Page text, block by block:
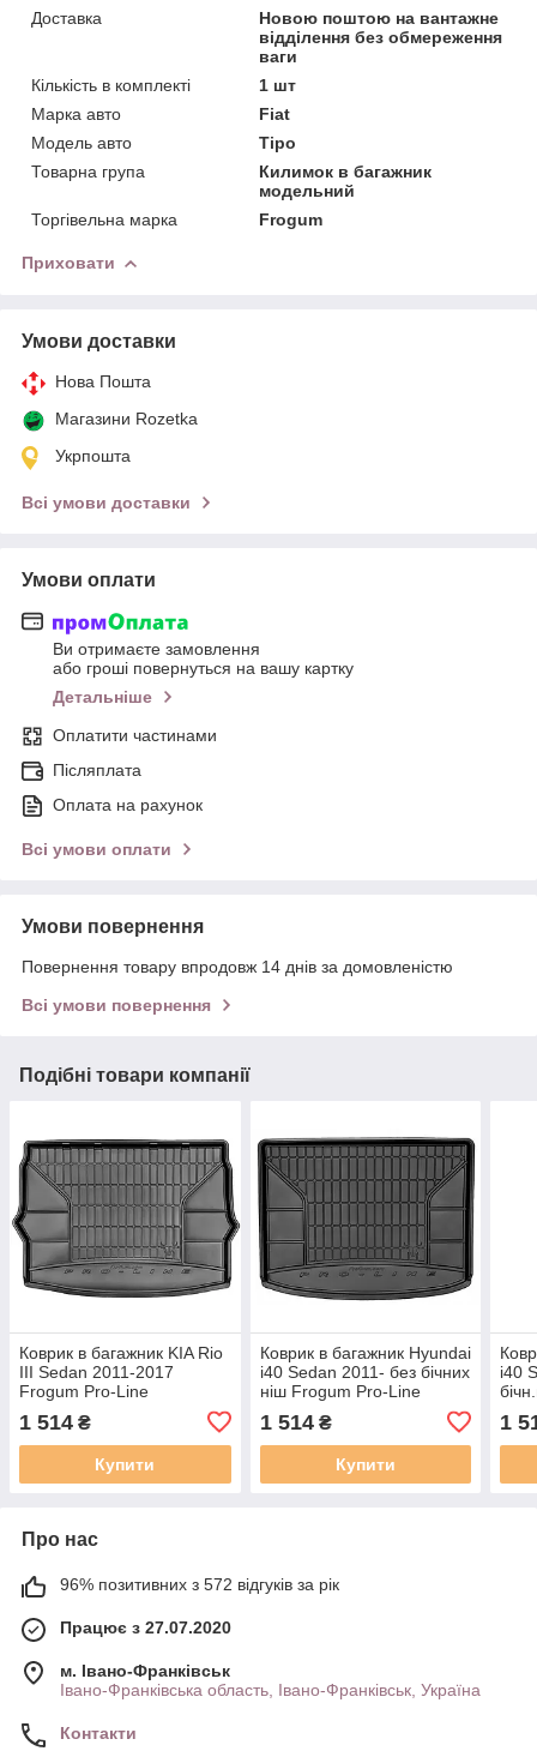
Доставка
Новою поштою на вантажне
відділення без обмереження
ваги
Кількість в комплекті
1 шт
Марка авто
Fiat
Модель авто
Tipo
Товарна група
Килимок в багажник
модельний
Торгівельна марка
Frogum
Приховати
Умови доставки
Нова Пошта
Магазини Rozetka
Укрпошта
Всі умови доставки
Умови оплати
Ви отримаєте замовлення
або гроші повернуться на вашу картку
Детальніше
Оплатити частинами
Післяплата
Оплата на рахунок
Всі умови оплати
Умови повернення
Повернення товару впродовж 14 днів за домовленістю
Всі умови повернення
Подібні товари компанії
Коврик в багажник KIA Rio
III Sedan 2011-2017
Frogum Pro-Line
1 514 ₴
Купити
Коврик в багажник Hyundai
i40 Sedan 2011- без бічних
ніш Frogum Pro-Line
1 514₴
Купити
i40
1
Про нас
96% позитивних з 572 відгуків за рік
Працює з 27.07.2020
м. Івано-Франківськ
Івано-Франківська область, Івано-Франківськ, Україна
Контакти